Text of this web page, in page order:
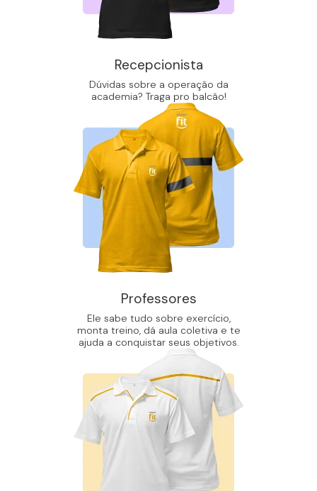
Recepcionista
Dúvidas sobre a operação da
academia? Traga pro balcão!
Professores
Ele sabe tudo sobre exercício,
monta treino, dá aula coletiva e te
ajuda a conquistar seus objetivos.